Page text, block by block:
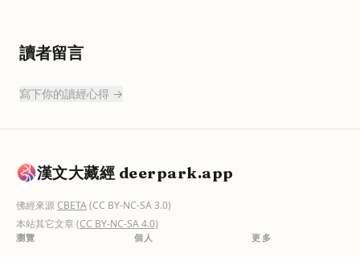
讀者留言
寫下你的讀經心得 →
漢文大藏經 deerpark.app
佛經來源CBETA(CC BY-NC-SA 3.0)
本站其它文章(CC BY-NC-SA 4.0)
瀏覽 個人 更多